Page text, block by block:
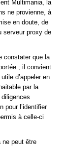
Multimania, la
ne provienne, à
en doute, de
serveur proxy de
constater que la
; il convient
d’appeler en
par la
pour l’identifier
à celle-ci
ne peut être